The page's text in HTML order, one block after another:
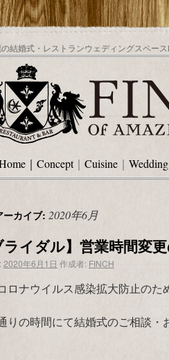
結婚式・レストランウェディングスペー
｜ Concept｜ Cuisine ｜
ーカイブ: 2020年6月
ライダル】営業時間変
2020年6月1日 作成者: FINCH
ロナウイルス感染拡大防止のた
りの時間にて結婚式のご相談・